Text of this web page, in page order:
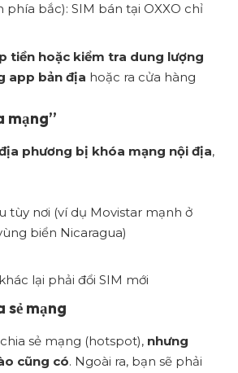
phía bắc): SIM bán tại OXXO chỉ
tiền hoặc kiểm tra dung lượng
app bản địa hoặc ra cửa hàng
mạng”
phương bị khóa mạng nội địa,
tùy nơi (ví dụ Movistar mạnh ở
biển Nicaragua)
lại phải đổi SIM mới
sẻ mạng
sẻ mạng (hotspot), nhưng
cũng có. Ngoài ra, bạn sẽ phải